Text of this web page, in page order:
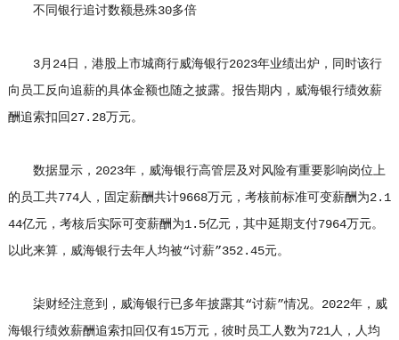
不同银行追讨数额悬殊30多倍
3月24日，港股上市城商行威海银行2023年业绩出炉，同时该行
向员工反向追薪的具体金额也随之披露。报告期内，威海银行绩效薪
酬追索扣回27.28万元。
数据显示，2023年，威海银行高管层及对风险有重要影响岗位上
的员工共774人，固定薪酬共计9668万元，考核前标准可变薪酬为2.1
44亿元，考核后实际可变薪酬为1.5亿元，其中延期支付7964万元。
以此来算，威海银行去年人均被“讨薪”352.45元。
柒财经注意到，威海银行已多年披露其“讨薪”情况。2022年，威
海银行绩效薪酬追索扣回仅有15万元，彼时员工人数为721人，人均